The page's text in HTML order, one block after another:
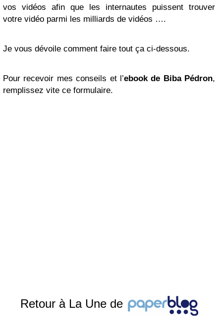
vos vidéos afin que les internautes puissent trouver
votre vidéo parmi les milliards de vidéos ….
Je vous dévoile comment faire tout ça ci-dessous.
Pour recevoir mes conseils et l’ebook de Biba Pédron,
remplissez vite ce formulaire.
Retour à La Une de